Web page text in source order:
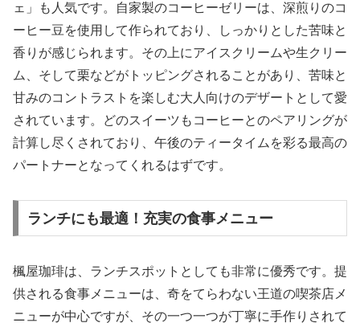
ェ」も人気です。自家製のコーヒーゼリーは、深煎りのコ
ーヒー豆を使用して作られており、しっかりとした苦味と
香りが感じられます。その上にアイスクリームや生クリー
ム、そして栗などがトッピングされることがあり、苦味と
甘みのコントラストを楽しむ大人向けのデザートとして愛
されています。どのスイーツもコーヒーとのペアリングが
計算し尽くされており、午後のティータイムを彩る最高の
パートナーとなってくれるはずです。
ランチにも最適！充実の食事メニュー
楓屋珈琲は、ランチスポットとしても非常に優秀です。提
供される食事メニューは、奇をてらわない王道の喫茶店メ
ニューが中心ですが、その一つ一つが丁寧に手作りされて